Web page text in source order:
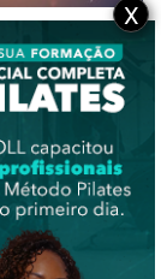
movimento
melhor para
seus
nosso esforço
é muito
X